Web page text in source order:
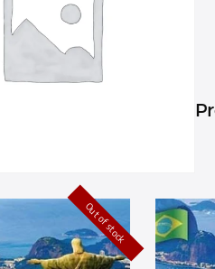
Out of stock